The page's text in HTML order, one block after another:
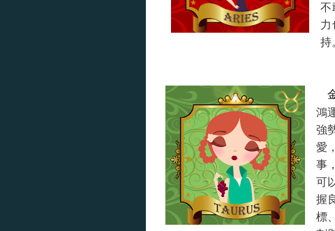
不
力
持
鴻
強
愛
事
可
握
標